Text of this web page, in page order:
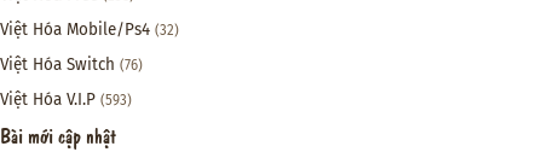
Việt Hóa Mobile/Ps4 (32)
Việt Hóa Switch (76)
Việt Hóa V.I.P (593)
Bài mới cập nhật